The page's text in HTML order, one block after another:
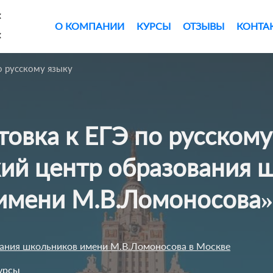
О КОМПАНИИ КУРСЫ ОТЗЫВЫ
русскому языку
центр образования
М.В.Ломоносова»
школьников имени М.В.Ломоносова в Москве